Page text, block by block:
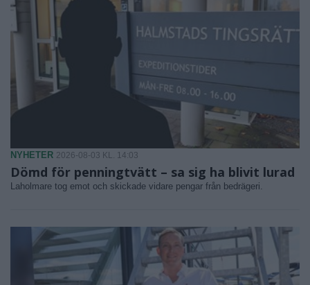
NYHETER 2026-08-03 KL. 14:03
Dömd för penningtvätt – sa sig ha blivit lurad
Laholmare tog emot och skickade vidare pengar från bedrägeri.